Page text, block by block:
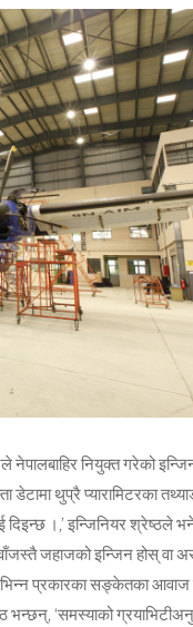
नेपालबाहिर नियुक्त गरेको
डेटामा थुप्रै प्यारामिटरका
दिइन्छ ।,’ इन्जिनियर श्रेष्ठले
जहाजको इन्जिन होस्
प्रकारका सङ्केतका
‘समस्याको